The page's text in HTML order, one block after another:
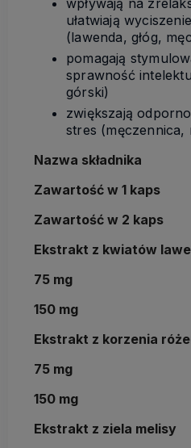
ułatwiają
(lawenda, głóg,
pomagają
sprawność
górski)
zwiększają
stres (męczennica,
Nazwa składnika
Zawartość w 1 kaps
Zawartość w 2 kaps
Ekstrakt z kwiatów
75 mg
150 mg
Ekstrakt z korzenia
75 mg
150 mg
Ekstrakt z ziela melisy